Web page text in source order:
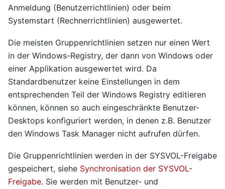
Anmeldung (Benutzerrichtlinien) oder beim
Systemstart (Rechnerrichtlinien) ausgewertet.
Die meisten Gruppenrichtlinien setzen nur einen Wert
in der Windows-Registry, der dann von Windows oder
einer Applikation ausgewertet wird. Da
Standardbenutzer keine Einstellungen in dem
entsprechenden Teil der Windows Registry editieren
können, können so auch eingeschränkte Benutzer-
Desktops konfiguriert werden, in denen z.B. Benutzer
den Windows Task Manager nicht aufrufen dürfen.
Die Gruppenrichtlinien werden in der SYSVOL-Freigabe
gespeichert, siehe Synchronisation der SYSVOL-
Freigabe. Sie werden mit Benutzer- und